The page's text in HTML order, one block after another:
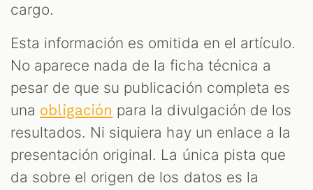
cargo.
Esta información es omitida en el artículo.
No aparece nada de la ficha técnica a
pesar de que su publicación completa es
una obligación para la divulgación de los
resultados. Ni siquiera hay un enlace a la
presentación original. La única pista que
da sobre el origen de los datos es la